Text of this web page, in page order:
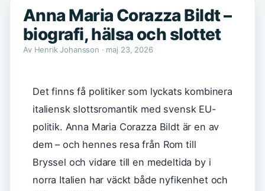
Anna Maria Corazza Bildt –
biografi, hälsa och slottet
Av Henrik Johansson · maj 23, 2026
Det finns få politiker som lyckats kombinera
italiensk slottsromantik med svensk EU-
politik. Anna Maria Corazza Bildt är en av
dem – och hennes resa från Rom till
Bryssel och vidare till en medeltida by i
norra Italien har väckt både nyfikenhet och